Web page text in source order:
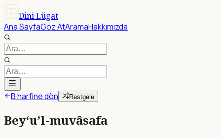
Dini Lügat
Ana SayfaGöz AtAramaHakkımızda
B harfine dön Rastgele
Bey‘u’l-muvâsafa